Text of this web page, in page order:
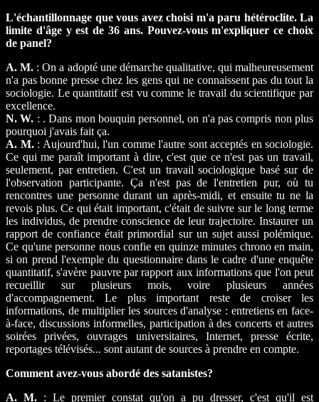
L'échantillonnage que vous avez choisi m'a paru hétéroclite. La
limite d'âge y est de 36 ans. Pouvez-vous m'expliquer ce choix
de panel?
A. M. : On a adopté une démarche qualitative, qui malheureusement
n'a pas bonne presse chez les gens qui ne connaissent pas du tout la
sociologie. Le quantitatif est vu comme le travail du scientifique par
excellence.
N. W. : . Dans mon bouquin personnel, on n'a pas compris non plus
pourquoi j'avais fait ça.
A. M.: Aujourd'hui, l'un comme l'autre sont acceptés en sociologie.
Ce qui me paraît important à dire, c'est que ce n'est pas un travail,
seulement, par entretien. C'est un travail sociologique basé sur de
l'observation participante. Ça n'est pas de l'entretien pur, où tu
rencontres une personne durant un après-midi, et ensuite tu ne la
revois plus. Ce qui était important, c'était de suivre sur le long terme
les individus, de prendre conscience de leur trajectoire. Instaurer un
rapport de confiance était primordial sur un sujet aussi polémique.
Ce qu'une personne nous confie en quinze minutes chrono en main,
si on prend l'exemple du questionnaire dans le cadre d'une enquête
quantitatif, s'avère pauvre par rapport aux informations que l'on peut
recueillir sur plusieurs mois, voire plusieurs années
d'accompagnement. Le plus important reste de croiser les
informations, de multiplier les sources d'analyse : entretiens en face-
à-face, discussions informelles, participation à des concerts et autres
soirées privées, ouvrages universitaires, Internet, presse écrite,
reportages télévisés... sont autant de sources à prendre en compte.
Comment avez-vous abordé des satanistes?
A. M. : Le premier constat qu'on a pu dresser, c'est qu'il est